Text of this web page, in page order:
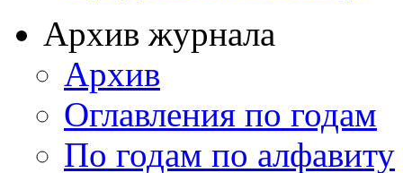
Архив журнала
Архив
Оглавления по годам
По годам по алфавиту